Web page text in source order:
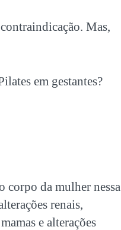
Mas,
em gestantes?
corpo da mulher nessa
renais,
e alterações